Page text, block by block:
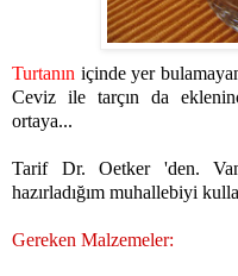
Turtanın içinde yer
Ceviz ile tarçın da
ortaya...
Tarif Dr. Oetker 'den.
hazırladığım muhallebiyi
Gereken Malzemeler: